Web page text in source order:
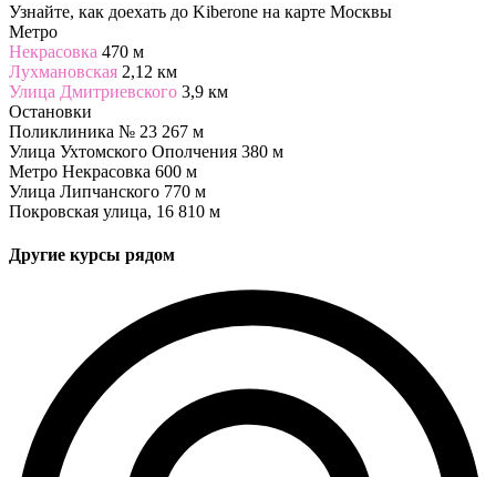
Узнайте, как доехать до Kiberone на карте Москвы
Метро
Некрасовка 470 м
Лухмановская 2,12 км
Улица Дмитриевского 3,9 км
Остановки
Поликлиника № 23 267 м
Улица Ухтомского Ополчения 380 м
Метро Некрасовка 600 м
Улица Липчанского 770 м
Покровская улица, 16 810 м
Другие курсы рядом